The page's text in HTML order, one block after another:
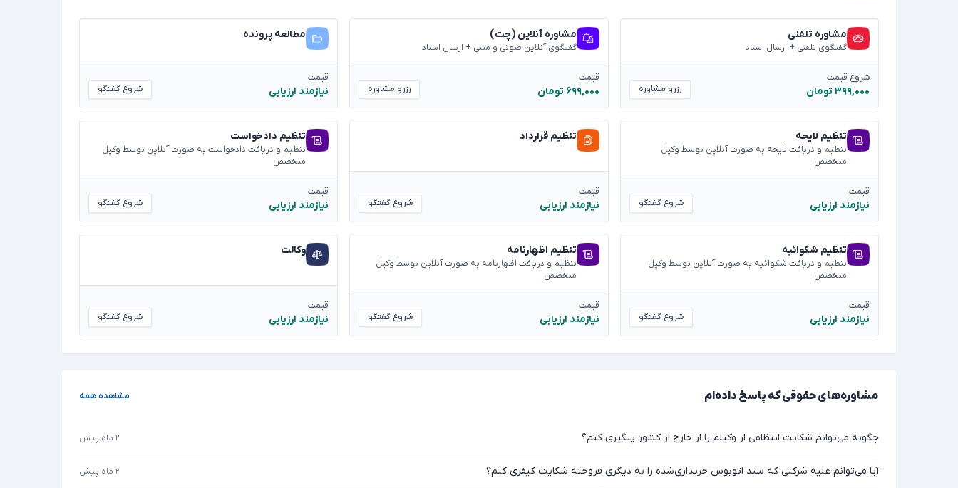
مشاوره تلفنی
گفتگوی تلفنی + ارسال اسناد
شروع قیمت
۳۹۹,۰۰۰ تومان رزرو مشاوره
مشاوره آنلاین (چت)
گفتگوی آنلاین صوتی و متنی + ارسال اسناد
قیمت
۶۹۹,۰۰۰ تومان رزرو مشاوره
مطالعه پرونده
قیمت
نیازمند ارزیابی شروع گفتگو
تنظیم لایحه
تنظیم و دریافت لایحه به صورت آنلاین توسط وکیل
متخصص
قیمت
نیازمند ارزیابی شروع گفتگو
تنظیم قرارداد
قیمت
نیازمند ارزیابی شروع گفتگو
تنظیم دادخواست
تنظیم و دریافت دادخواست به صورت آنلاین توسط وکیل
متخصص
قیمت
نیازمند ارزیابی شروع گفتگو
تنظیم شکوائیه
تنظیم و دریافت شکوائیه به صورت آنلاین توسط وکیل
متخصص
قیمت
نیازمند ارزیابی شروع گفتگو
تنظیم اظهارنامه
تنظیم و دریافت اظهارنامه به صورت آنلاین توسط وکیل
متخصص
قیمت
نیازمند ارزیابی شروع گفتگو
وکالت
قیمت
نیازمند ارزیابی شروع گفتگو
مشاوره‌های حقوقی که پاسخ داده‌ام مشاهده همه
چگونه می‌توانم شکایت انتظامی از وکیلم را از خارج از کشور پیگیری کنم؟ ۲ ماه پیش
آیا می‌توانم علیه شرکتی که سند اتوبوس خریداری‌شده را به دیگری فروخته شکایت کیفری کنم؟ ۲ ماه پیش